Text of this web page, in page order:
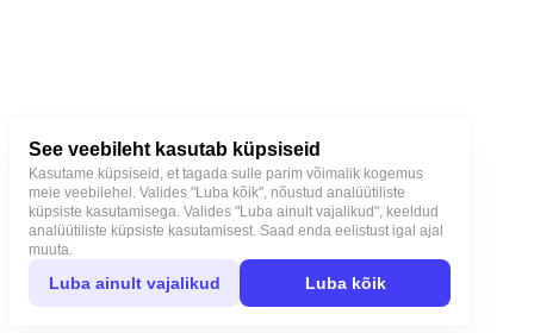
See veebileht kasutab küpsiseid
Kasutame küpsiseid, et tagada sulle parim võimalik kogemus
meie veebilehel. Valides "Luba kõik", nõustud analüütiliste
küpsiste kasutamisega. Valides "Luba ainult vajalikud", keeldud
analüütiliste küpsiste kasutamisest. Saad enda eelistust igal ajal
muuta.
Luba ainult vajalikud Luba kõik